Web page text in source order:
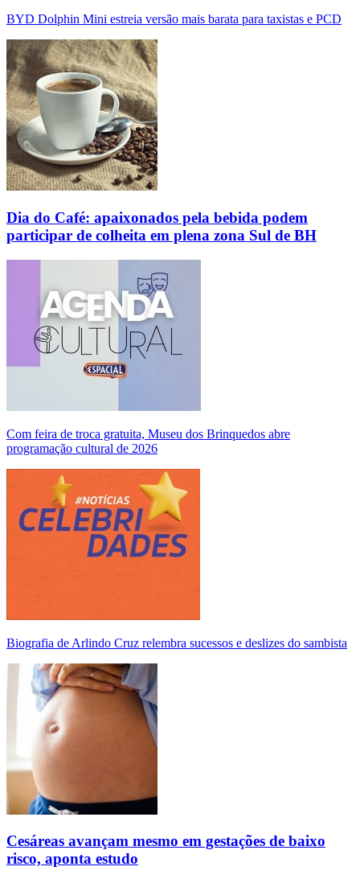
BYD Dolphin Mini estreia versão mais barata para taxistas e PCD
Dia do Café: apaixonados pela bebida podem
participar de colheita em plena zona Sul de BH
Com feira de troca gratuita, Museu dos Brinquedos abre
programação cultural de 2026
Biografia de Arlindo Cruz relembra sucessos e deslizes do sambista
Cesáreas avançam mesmo em gestações de baixo
risco, aponta estudo